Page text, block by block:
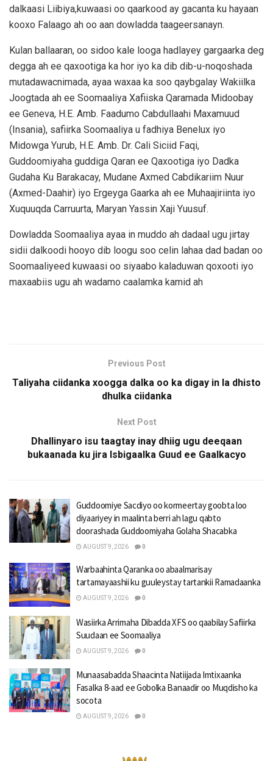
dalkaasi Liibiya,kuwaasi oo qaarkood ay gacanta ku hayaan
kooxo Falaago ah oo aan dowladda taageersanayn.
Kulan ballaaran, oo sidoo kale looga hadlayey gargaarka deg
degga ah ee qaxootiga ka hor iyo ka dib dib-u-noqoshada
mutadawacnimada, ayaa waxaa ka soo qaybgalay Wakiilka
Joogtada ah ee Soomaaliya Xafiiska Qaramada Midoobay
ee Geneva, H.E. Amb. Faadumo Cabdullaahi Maxamuud
(Insania), safiirka Soomaaliya u fadhiya Benelux iyo
Midowga Yurub, H.E. Amb. Dr. Cali Siciid Faqi,
Guddoomiyaha guddiga Qaran ee Qaxootiga iyo Dadka
Gudaha Ku Barakacay, Mudane Axmed Cabdikariim Nuur
(Axmed-Daahir) iyo Ergeyga Gaarka ah ee Muhaajiriinta iyo
Xuquuqda Carruurta, Maryan Yassin Xaji Yuusuf.
Dowladda Soomaaliya ayaa in muddo ah dadaal ugu jirtay
sidii dalkoodi hooyo dib loogu soo celin lahaa dad badan oo
Soomaaliyeed kuwaasi oo siyaabo kaladuwan qoxooti iyo
maxaabiis ugu ah wadamo caalamka kamid ah
Previous Post
Taliyaha ciidanka xoogga dalka oo ka digay in la dhisto
dhulka ciidanka
Next Post
Dhallinyaro isu taagtay inay dhiig ugu deeqaan
bukaanada ku jira Isbigaalka Guud ee Gaalkacyo
Guddoomiye Sacdiyo oo kormeertay goobta loo
diyaariyey in maalinta berri ah lagu qabto
doorashada Guddoomiyaha Golaha Shacabka
AUGUST 9, 2026 0
Warbaahinta Qaranka oo abaalmarisay
tartamayaashii ku guuleystay tartankii Ramadaanka
AUGUST 9, 2026 0
Wasiirka Arrimaha Dibadda XFS oo qaabilay Safiirka
Suudaan ee Soomaaliya
AUGUST 9, 2026 0
Munaasabadda Shaacinta Natiijada Imtixaanka
Fasalka 8-aad ee Gobolka Banaadir oo Muqdisho ka
socota
AUGUST 9, 2026 0